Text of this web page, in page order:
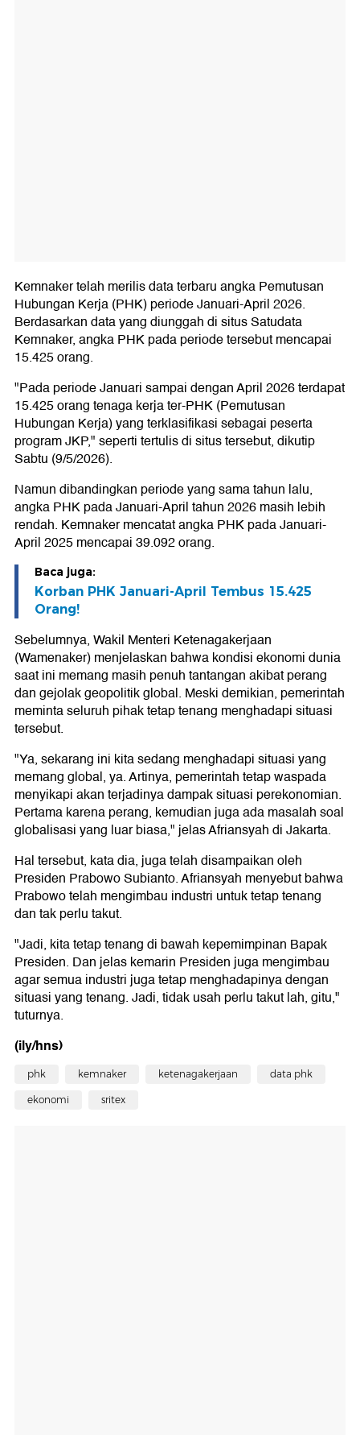
Kemnaker telah merilis data terbaru angka Pemutusan
Hubungan Kerja (PHK) periode Januari-April 2026.
Berdasarkan data yang diunggah di situs Satudata
Kemnaker, angka PHK pada periode tersebut mencapai
15.425 orang.
"Pada periode Januari sampai dengan April 2026 terdapat
15.425 orang tenaga kerja ter-PHK (Pemutusan
Hubungan Kerja) yang terklasifikasi sebagai peserta
program JKP," seperti tertulis di situs tersebut, dikutip
Sabtu (9/5/2026).
Namun dibandingkan periode yang sama tahun lalu,
angka PHK pada Januari-April tahun 2026 masih lebih
rendah. Kemnaker mencatat angka PHK pada Januari-
April 2025 mencapai 39.092 orang.
Baca juga:
Korban PHK Januari-April Tembus 15.425
Orang!
Sebelumnya, Wakil Menteri Ketenagakerjaan
(Wamenaker) menjelaskan bahwa kondisi ekonomi dunia
saat ini memang masih penuh tantangan akibat perang
dan gejolak geopolitik global. Meski demikian, pemerintah
meminta seluruh pihak tetap tenang menghadapi situasi
tersebut.
"Ya, sekarang ini kita sedang menghadapi situasi yang
memang global, ya. Artinya, pemerintah tetap waspada
menyikapi akan terjadinya dampak situasi perekonomian.
Pertama karena perang, kemudian juga ada masalah soal
globalisasi yang luar biasa," jelas Afriansyah di Jakarta.
Hal tersebut, kata dia, juga telah disampaikan oleh
Presiden Prabowo Subianto. Afriansyah menyebut bahwa
Prabowo telah mengimbau industri untuk tetap tenang
dan tak perlu takut.
"Jadi, kita tetap tenang di bawah kepemimpinan Bapak
Presiden. Dan jelas kemarin Presiden juga mengimbau
agar semua industri juga tetap menghadapinya dengan
situasi yang tenang. Jadi, tidak usah perlu takut lah, gitu,"
tuturnya.
(ily/hns)
phk kemnaker ketenagakerjaan data phk
ekonomi sritex